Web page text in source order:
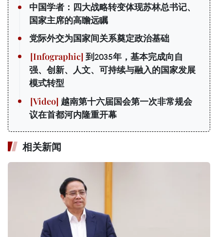
中国学者：四大战略转变体现苏林总书记、
国家主席的高瞻远瞩
党际外交为国家间关系奠定政治基础
到2035年，基本完成向自
强、创新、人文、可持续与融入的国家发展
模式转型
越南第十六届国会第一次非常规会
议在首都河内隆重开幕
相关新闻